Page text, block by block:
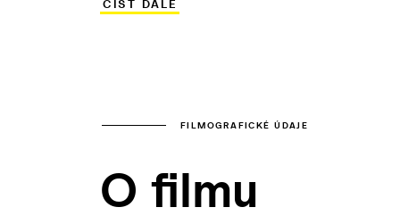
pětiboji.
ČÍST DÁLE
FILMOGRAFICKÉ ÚDAJE
O filmu